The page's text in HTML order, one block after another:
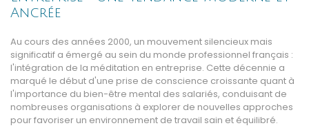
Ancrée
Au cours des années 2000, un mouvement silencieux mais
significatif a émergé au sein du monde professionnel français :
l'intégration de la méditation en entreprise. Cette décennie a
marqué le début d'une prise de conscience croissante quant à
l'importance du bien-être mental des salariés, conduisant de
nombreuses organisations à explorer de nouvelles approches
pour favoriser un environnement de travail sain et équilibré.